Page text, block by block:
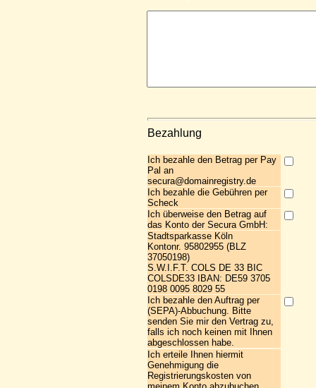
Bezahlung
Ich bezahle den Betrag per Pay
Pal an
secura@domainregistry.de
Ich bezahle die Gebühren per
Scheck
Ich überweise den Betrag auf
das Konto der Secura GmbH:
Stadtsparkasse Köln
Kontonr. 95802955 (BLZ
37050198)
S.W.I.F.T. COLS DE 33 BIC
COLSDE33 IBAN: DE59 3705
0198 0095 8029 55
Ich bezahle den Auftrag per
(SEPA)-Abbuchung. Bitte
senden Sie mir den Vertrag zu,
falls ich noch keinen mit Ihnen
abgeschlossen habe.
Ich erteile Ihnen hiermit
Genehmigung die
Registrierungskosten von